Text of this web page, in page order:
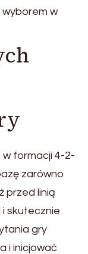
w
formacji 4-2-
zarówno
przed linią
skutecznie
gry
i inicjować